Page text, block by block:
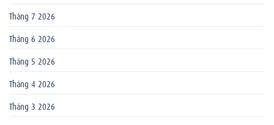
Tháng 7 2026
Tháng 6 2026
Tháng 5 2026
Tháng 4 2026
Tháng 3 2026